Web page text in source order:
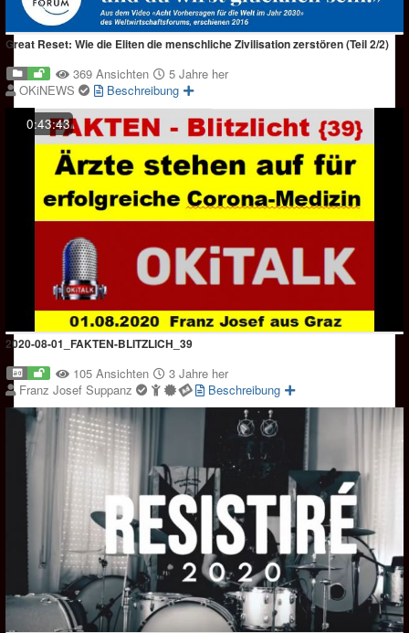
Great Reset: Wie die Eliten die menschliche Zivilisation zerstören (Teil 2/2)
369 Ansichten
5 Jahre her
OKiNEWS
Beschreibung
0:43:43
2020-08-01_FAKTEN-BLITZLICH_39
105 Ansichten
3 Jahre her
Franz Josef Suppanz
Beschreibung